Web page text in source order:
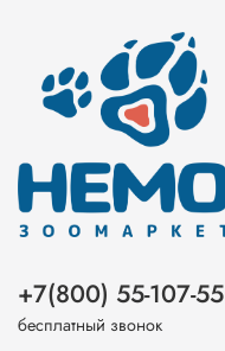
+7(800) 55-107-55
бесплатный звонок